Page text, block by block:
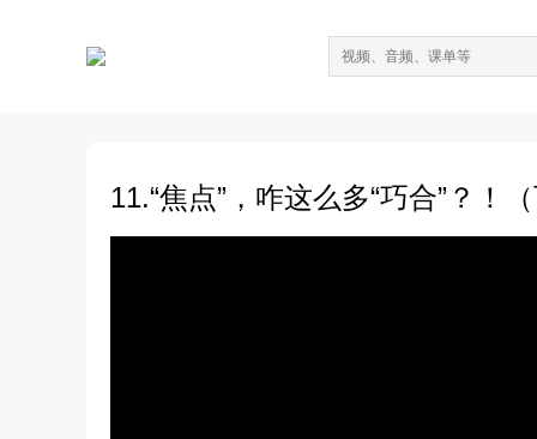
11.“焦点”，咋这么多“巧合”？！（